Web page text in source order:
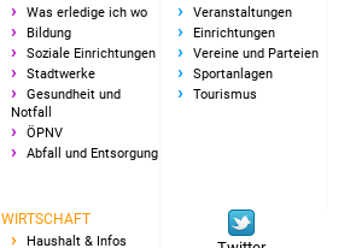
Erlebnisregion
Schwäbischer Albtrauf
Was erledige ich wo
Bildung
Soziale Einrichtungen
Stadtwerke
Gesundheit und
Notfall
ÖPNV
Abfall und Entsorgung
Veranstaltungen
Einrichtungen
Vereine und Parteien
Sportanlagen
Tourismus
WIRTSCHAFT
Haushalt & Infos